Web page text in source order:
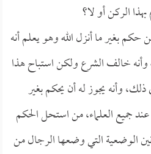
الركن أو لا؟
بغير ما أنزل الله وهو يعلم أنه
وأنه خالف الشرع ولكن استباح هذا
وأنه يجوز له أن يحكم بغير
عند جميع العلماء، من استحل الحكم
الوضعية التي وضعها الرجال من